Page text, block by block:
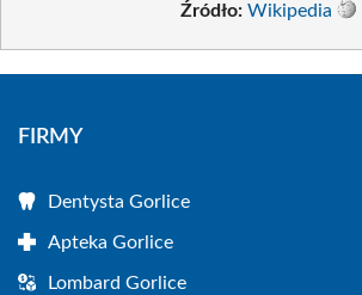
Źródło: Wikipedia
FIRMY
Dentysta Gorlice
Apteka Gorlice
Lombard Gorlice